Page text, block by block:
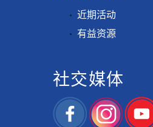
近期活动
有益资源
社交媒体